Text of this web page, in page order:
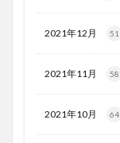
2021年12月 51
2021年11月 58
2021年10月 64